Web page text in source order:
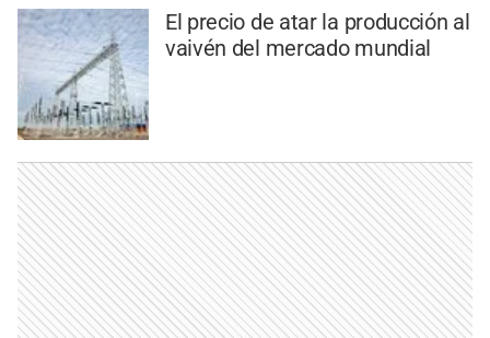
El precio de atar la producción al
vaivén del mercado mundial